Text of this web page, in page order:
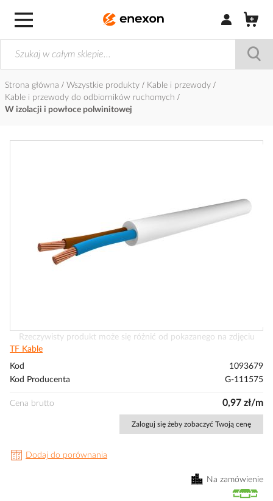
Zaloguj się /
Strona główna Wszystkie produkty
Kable i przewody
Kable i przewody do odbiorników ruchomych
W izolacji i powłoce polwinitowej
Przejdź
na
początek
Rzeczywisty produkt może się różnić od pokazanego na zdjęciu
TF Kable
Kod
1093679
Kod Producenta
G-111575
Cena brutto 0,97 zł/m
Zaloguj się żeby zobaczyć Twoją cenę
Dodaj do porównania
Na zamówienie